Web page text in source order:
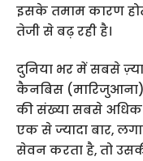
इसके तमाम कारण
तेजी से बढ़ रही है।
दुनिया भर में सबसे
कैनबिस
की संख्या सबसे अधिक
एक से ज्यादा बार,
सेवन करता है, तो